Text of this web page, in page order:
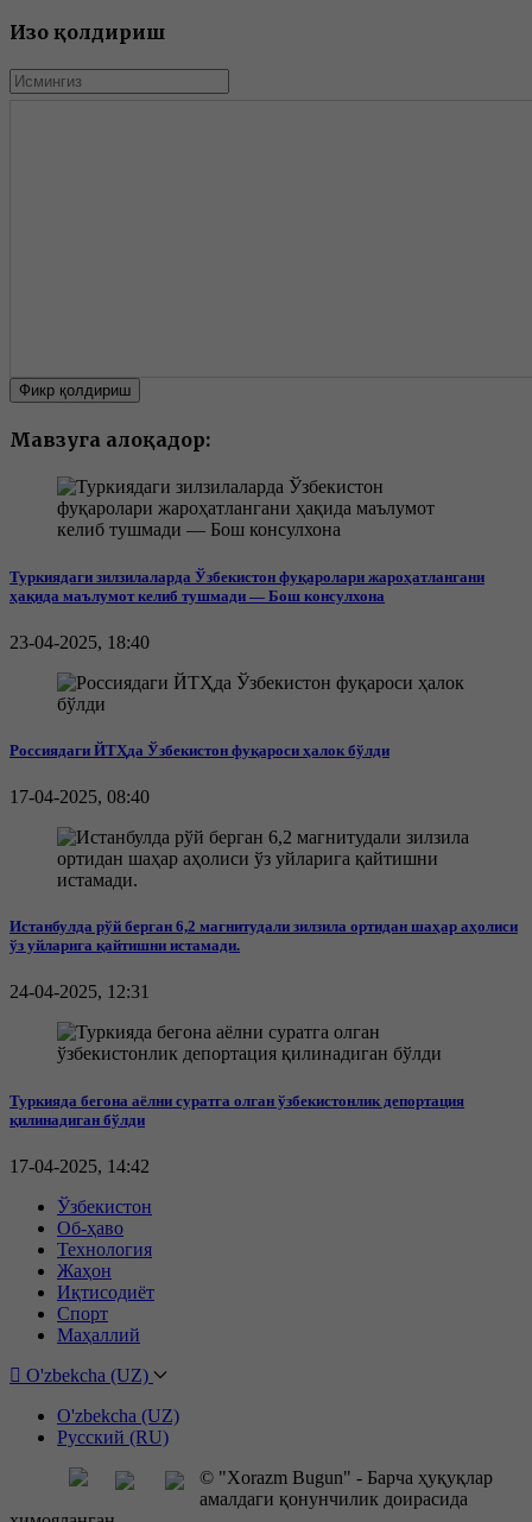
Изоҳ қолдириш
Фикр қолдириш
Мавзуга алоқадор:
Туркиядаги зилзилаларда Ўзбекистон фуқаролари жароҳатлангани
ҳақида маълумот келиб тушмади — Бош консулхона
23-04-2025, 18:40
Россиядаги ЙТҲда Ўзбекистон фуқароси ҳалок бўлди
17-04-2025, 08:40
Истанбулда рўй берган 6,2 магнитудали зилзила ортидан шаҳар аҳолиси
ўз уйларига қайтишни истамади.
24-04-2025, 12:31
Туркияда бегона аёлни суратга олган ўзбекистонлик депортация
қилинадиган бўлди
17-04-2025, 14:42
Ўзбекистон
Об-ҳаво
Технология
Жаҳон
Иқтисодиёт
Спорт
Маҳаллий
O'zbekcha (UZ)
O'zbekcha (UZ)
Русский (RU)
© "Xorazm Bugun" - Барча ҳуқуқлар
амалдаги қонунчилик доирасида